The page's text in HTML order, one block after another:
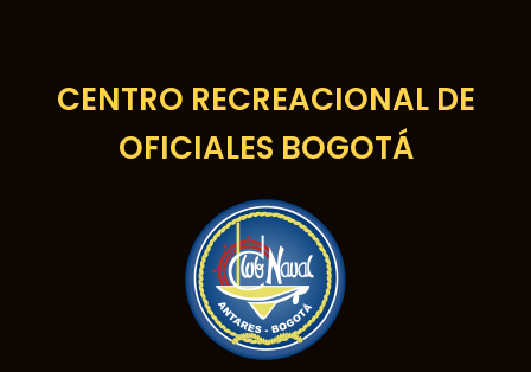
CENTRO RECREACIONAL DE
OFICIALES BOGOTÁ